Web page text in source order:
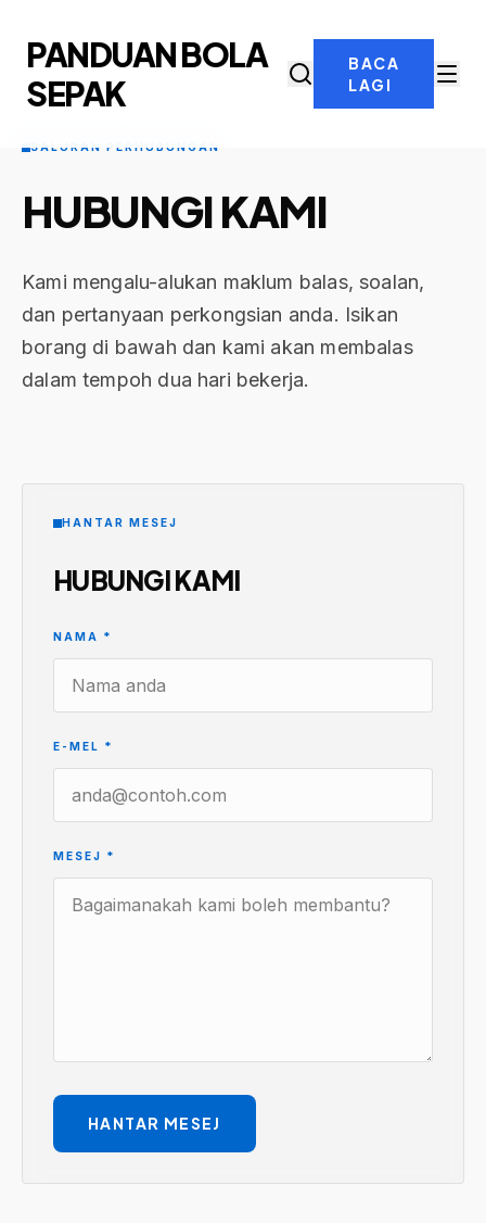
PANDUAN BOLA
SEPAK
BACA
LAGI
SALURAN PERHUBUNGAN
HUBUNGI KAMI
Kami mengalu-alukan maklum balas, soalan,
dan pertanyaan perkongsian anda. Isikan
borang di bawah dan kami akan membalas
dalam tempoh dua hari bekerja.
HANTAR MESEJ
HUBUNGI KAMI
NAMA *
E-MEL *
MESEJ *
HANTAR MESEJ